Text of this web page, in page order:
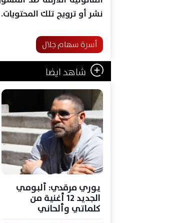
نشر أو ترويج تلك المحتويات.
أسرة سهام جلال
شاهد ايضا
يوري مرقدي: ألبومي
الجديد 12 أغنية من
كلماتي وألحاني